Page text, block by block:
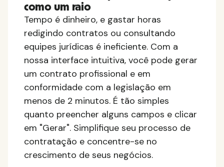
como um raio
Tempo é dinheiro, e gastar horas
redigindo contratos ou consultando
equipes jurídicas é ineficiente. Com a
nossa interface intuitiva, você pode gerar
um contrato profissional e em
conformidade com a legislação em
menos de 2 minutos. É tão simples
quanto preencher alguns campos e clicar
em "Gerar". Simplifique seu processo de
contratação e concentre-se no
crescimento de seus negócios.